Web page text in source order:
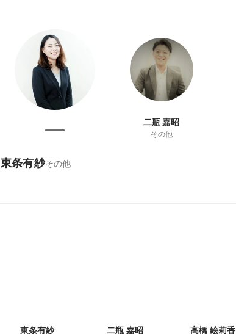
二瓶 嘉昭
その他
東条有紗その他
東条有紗 二瓶 嘉昭 高橋 絵莉香